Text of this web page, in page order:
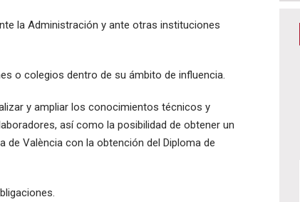
la Administración y ante otras instituciones
o colegios dentro de su ámbito de influencia.
y ampliar los conocimientos técnicos y
así como la posibilidad de obtener un
de València con la obtención del Diploma de